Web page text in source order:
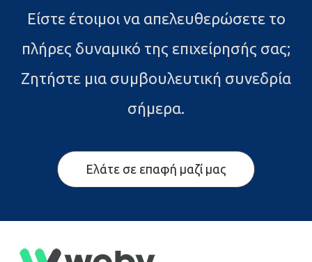
Είστε έτοιμοι να απελευθερώσετε το
πλήρες δυναμικό της επιχείρησής σας;
Ζητήστε μια συμβουλευτική συνεδρία
σήμερα.
Ελάτε σε επαφή μαζί μας